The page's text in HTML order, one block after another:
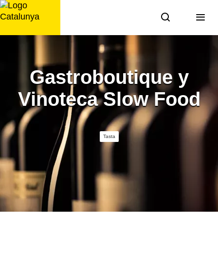
Saltar
al
Gastroboutique y
Vinoteca Slow Food
Tasta